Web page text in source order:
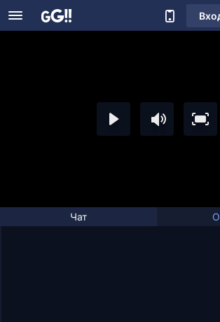
Чат